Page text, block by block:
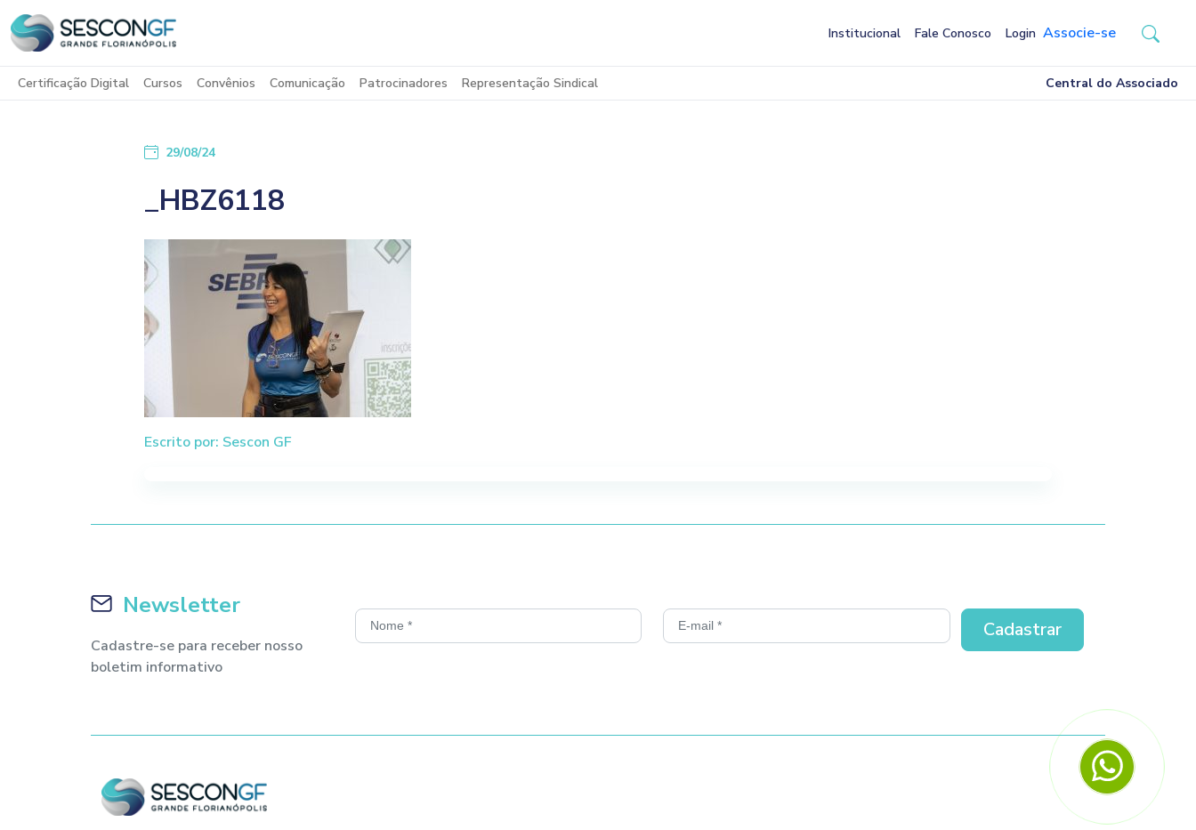
Institucional Fale Conosco Login Associe-se
Certificação Digital Cursos Convênios Comunicação Patrocinadores Representação Sindical Central do Associado
29/08/24
_HBZ6118
Escrito por: Sescon GF
Newsletter
Cadastre-se para receber nosso
boletim informativo